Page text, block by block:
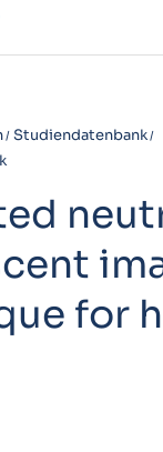
Studiendatenbank
for